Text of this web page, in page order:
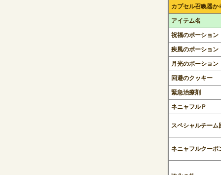
カプセル召喚器か
アイテム名
祝福のポーション
疾風のポーション
月光のポーション
回避のクッキー
緊急治療剤
ネニャフルＰ
スペシャルチーム
ネニャフルクーポ